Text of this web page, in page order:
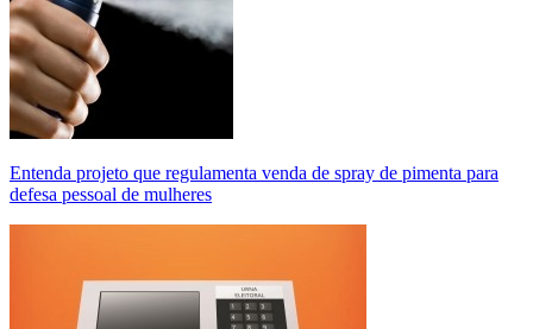
Entenda projeto que regulamenta venda de spray de pimenta para
defesa pessoal de mulheres